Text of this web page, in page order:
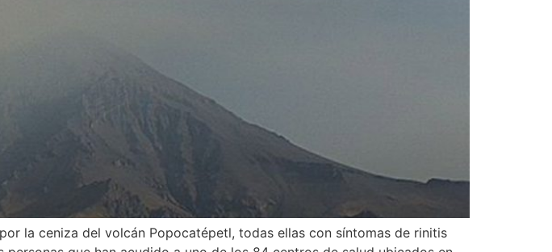
la ceniza del volcán Popocatépetl, todas ellas con síntomas de rinitis